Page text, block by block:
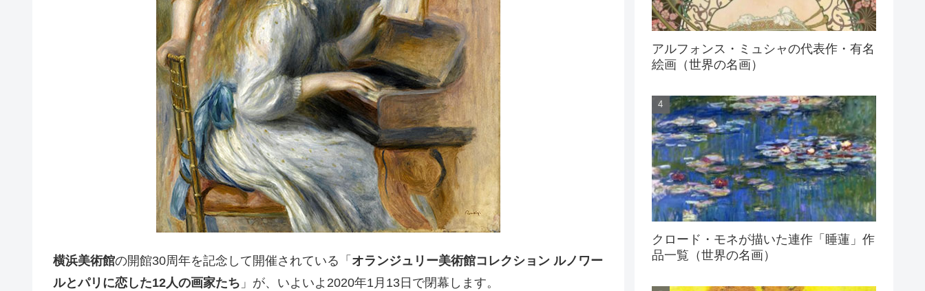
横浜美術館の開館30周年を記念して開催されている「 オランジュリー美術館コレクション ルノワー
ルとパリに恋した12人の画家たち 」が、いよいよ2020年1月13日で閉幕します。
アルフォンス・ミュシャの代表作・有名
絵画（世界の名画）
クロード・モネが描いた連作「睡蓮」作
品一覧（世界の名画）